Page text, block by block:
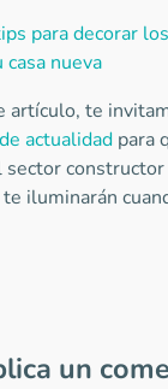
para decorar
nueva
artículo, te
actualidad para
constructor
iluminarán
un